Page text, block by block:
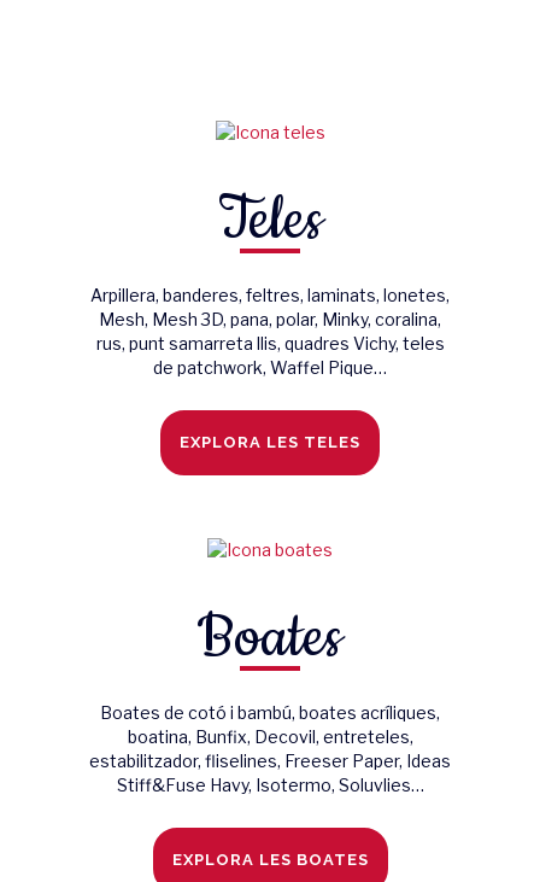
Teles
Arpillera, banderes, feltres, laminats, lonetes,
Mesh, Mesh 3D, pana, polar, Minky, coralina,
rus, punt samarreta llis, quadres Vichy, teles
de patchwork, Waffel Pique…
EXPLORA LES TELES
Boates
Boates de cotó i bambú, boates acríliques,
boatina, Bunfix, Decovil, entreteles,
estabilitzador, fliselines, Freeser Paper, Ideas
Stiff&Fuse Havy, Isotermo, Soluvlies…
EXPLORA LES BOATES